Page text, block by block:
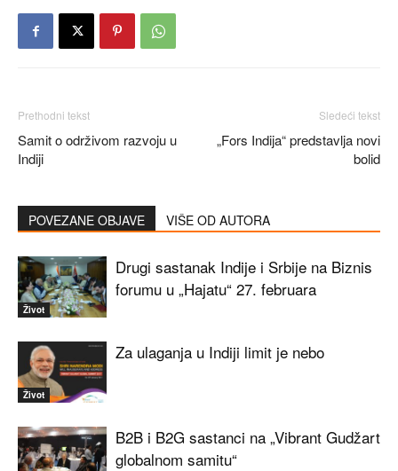
Prethodni tekst
Samit o održivom razvoju u
Indiji
Sledeći tekst
„Fors Indija“ predstavlja novi
bolid
POVEZANE OBJAVE VIŠE OD AUTORA
Život
Drugi sastanak Indije i Srbije na Biznis
forumu u „Hajatu“ 27. februara
Život
Za ulaganja u Indiji limit je nebo
B2B i B2G sastanci na „Vibrant Gudžart
globalnom samitu“